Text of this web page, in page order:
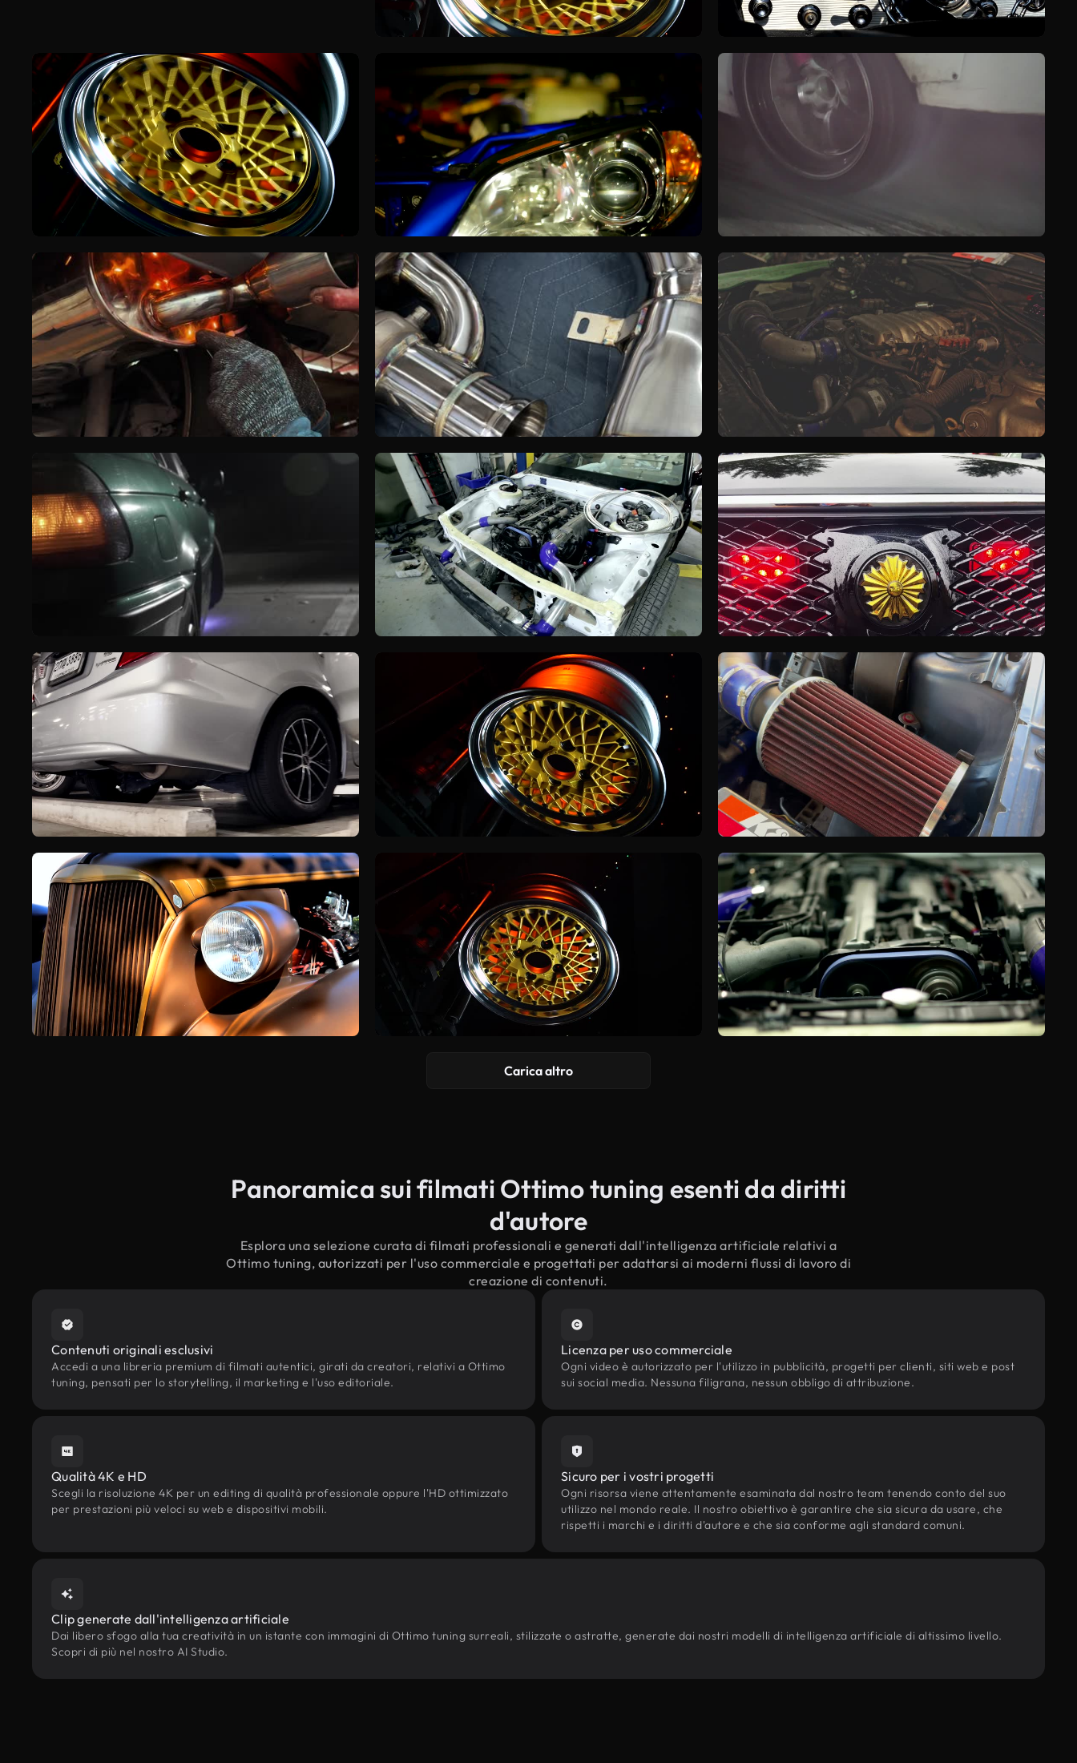
Carica altro
Panoramica sui filmati Ottimo tuning esenti da diritti
d'autore
Esplora una selezione curata di filmati professionali e generati dall'intelligenza artificiale relativi a
Ottimo tuning, autorizzati per l'uso commerciale e progettati per adattarsi ai moderni flussi di lavoro di
creazione di contenuti.
Contenuti originali esclusivi
Accedi a una libreria premium di filmati autentici, girati da creatori, relativi a Ottimo
tuning, pensati per lo storytelling, il marketing e l'uso editoriale.
Licenza per uso commerciale
Ogni video è autorizzato per l'utilizzo in pubblicità, progetti per clienti, siti web e post
sui social media. Nessuna filigrana, nessun obbligo di attribuzione.
Qualità 4K e HD
Scegli la risoluzione 4K per un editing di qualità professionale oppure l'HD ottimizzato
per prestazioni più veloci su web e dispositivi mobili.
Sicuro per i vostri progetti
Ogni risorsa viene attentamente esaminata dal nostro team tenendo conto del suo
utilizzo nel mondo reale. Il nostro obiettivo è garantire che sia sicura da usare, che
rispetti i marchi e i diritti d'autore e che sia conforme agli standard comuni.
Clip generate dall'intelligenza artificiale
Dai libero sfogo alla tua creatività in un istante con immagini di Ottimo tuning surreali, stilizzate o astratte, generate dai nostri modelli di intelligenza artificiale di altissimo livello.
Scopri di più nel nostro AI Studio.